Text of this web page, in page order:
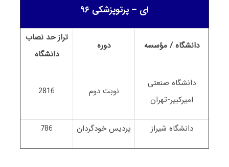
ای – پرتوپزشکی ۹۶
دانشگاه / مؤسسه دوره
تراز حد نصاب
دانشگاه
دانشگاه صنعتی
امیرکبیر-تهران
نوبت دوم 2816
دانشگاه شیراز پردیس خودگردان 786